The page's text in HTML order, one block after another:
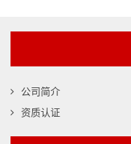
公司简介
资质认证